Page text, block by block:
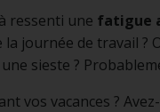
ressenti une fatigue
la journée de travail ?
sieste ?
vos vacances ?